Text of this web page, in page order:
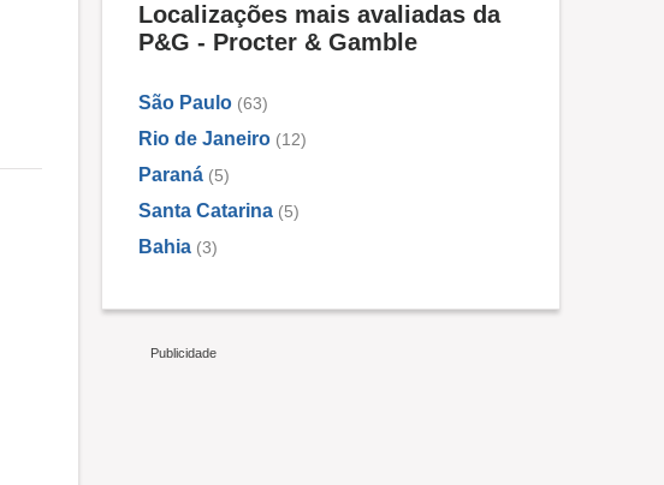
Localizações mais avaliadas da
P&G - Procter & Gamble
São Paulo (63)
Rio de Janeiro (12)
Paraná (5)
Santa Catarina (5)
Bahia (3)